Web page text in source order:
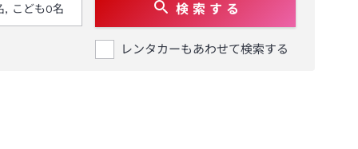
検 索 す る
レンタカーもあわせて検索する